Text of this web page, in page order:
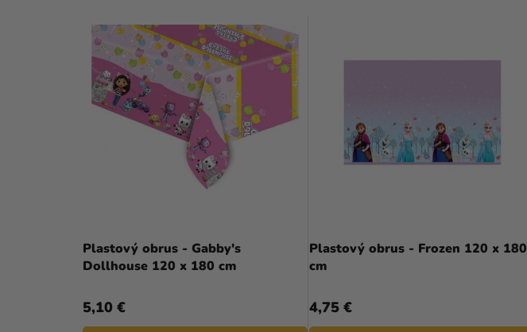
Plastový obrus - Gabby's
Dollhouse 120 x 180 cm
5,10 €
Plastový obrus - Frozen 120 x 180
cm
4,75 €